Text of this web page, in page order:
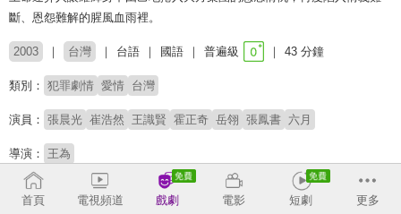
斷、恩怨難解的腥風血雨裡。
2003 台灣 台語 國語 普遍級 43 分鐘
類別： 犯罪劇情 愛情 台灣
演員： 張晨光 崔浩然 王識賢 霍正奇 岳翎 張鳳書 六月
導演： 王為
首頁 電視頻道 戲劇 電影 短劇 更多